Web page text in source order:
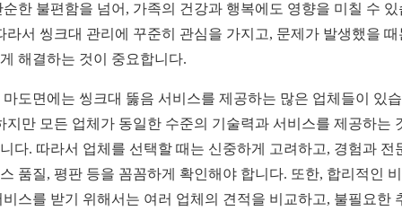
순한 불편함을 넘어, 가족의 건강과 행복에도 영향을 미칠 수 있
라서 씽크대 관리에 꾸준히 관심을 가지고, 문제가 발생했을 때
해결하는 것이 중요합니다.
마도면에는 씽크대 뚫음 서비스를 제공하는 많은 업체들이 있
지만 모든 업체가 동일한 수준의 기술력과 서비스를 제공하는
다. 따라서 업체를 선택할 때는 신중하게 고려하고, 경험과 전
품질, 평판 등을 꼼꼼하게 확인해야 합니다. 또한, 합리적인
비스를 받기 위해서는 여러 업체의 견적을 비교하고, 불필요한